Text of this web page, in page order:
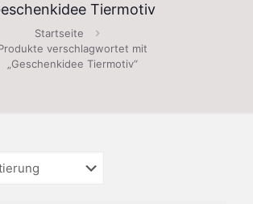
Tiermotiv
Startseite
verschlagwortet mit
„Geschenkidee Tiermotiv“